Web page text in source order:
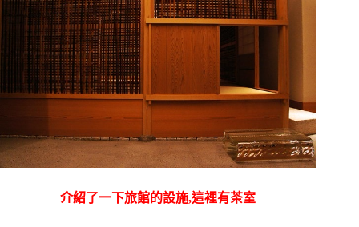
介紹了一下旅館的設施,這裡有茶室